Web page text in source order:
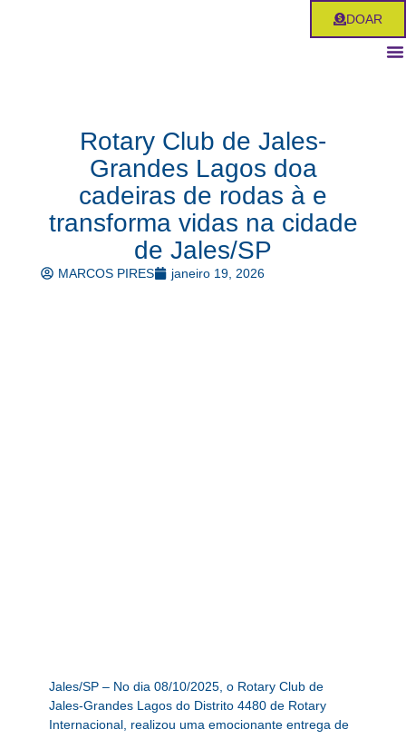
DOAR
Rotary Club de Jales-
Grandes Lagos doa
cadeiras de rodas à e
transforma vidas na cidade
de Jales/SP
MARCOS PIRES janeiro 19, 2026
Jales/SP – No dia 08/10/2025, o Rotary Club de
Jales-Grandes Lagos do Distrito 4480 de Rotary
Internacional, realizou uma emocionante entrega de